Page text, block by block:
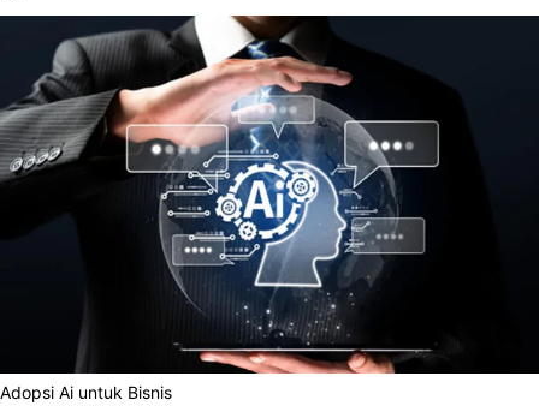
Adopsi Ai untuk Bisnis